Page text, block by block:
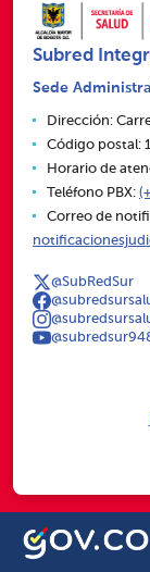
Subred
Sede
Dirección:
Código postal:
Horario de
Teléfono PBX:
Correo de
@SubRedSur